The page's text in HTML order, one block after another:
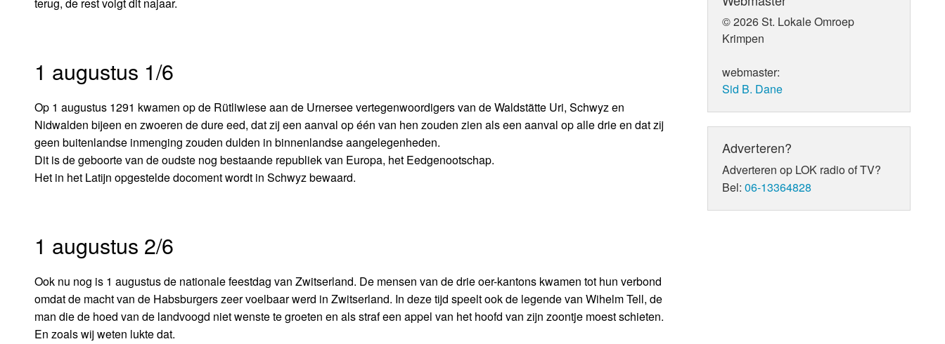
1 augustus 1/6
Op 1 augustus 1291 kwamen op de Rütliwiese aan de Urnersee vertegenwoordigers van de Waldstätte Uri, Schwyz en
Nidwalden bijeen en zwoeren de dure eed, dat zij een aanval op één van hen zouden zien als een aanval op alle drie en dat zij
geen buitenlandse inmenging zouden dulden in binnenlandse aangelegenheden.
Dit is de geboorte van de oudste nog bestaande republiek van Europa, het Eedgenootschap.
Het in het Latijn opgestelde docoment wordt in Schwyz bewaard.
1 augustus 2/6
Ook nu nog is 1 augustus de nationale feestdag van Zwitserland. De mensen van de drie oer-kantons kwamen tot hun verbond
omdat de macht van de Habsburgers zeer voelbaar werd in Zwitserland. In deze tijd speelt ook de legende van Wihelm Tell, de
man die de hoed van de landvoogd niet wenste te groeten en als straf een appel van het hoofd van zijn zoontje moest schieten.
En zoals wij weten lukte dat.
© 2026 St. Lokale Omroep
Krimpen
webmaster:
Sid B. Dane
Adverteren?
Adverteren op LOK radio of TV?
Bel:06-13364828